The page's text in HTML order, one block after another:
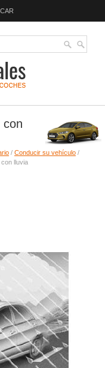
con
/ Conducir su vehículo /
lluvia